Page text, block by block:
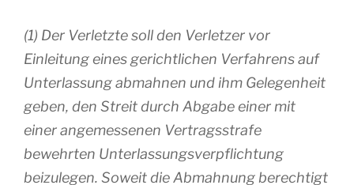
(1) Der Verletzte soll den Verletzer vor
Einleitung eines gerichtlichen Verfahrens auf
Unterlassung abmahnen und ihm Gelegenheit
geben, den Streit durch Abgabe einer mit
einer angemessenen Vertragsstrafe
bewehrten Unterlassungsverpflichtung
beizulegen. Soweit die Abmahnung berechtigt